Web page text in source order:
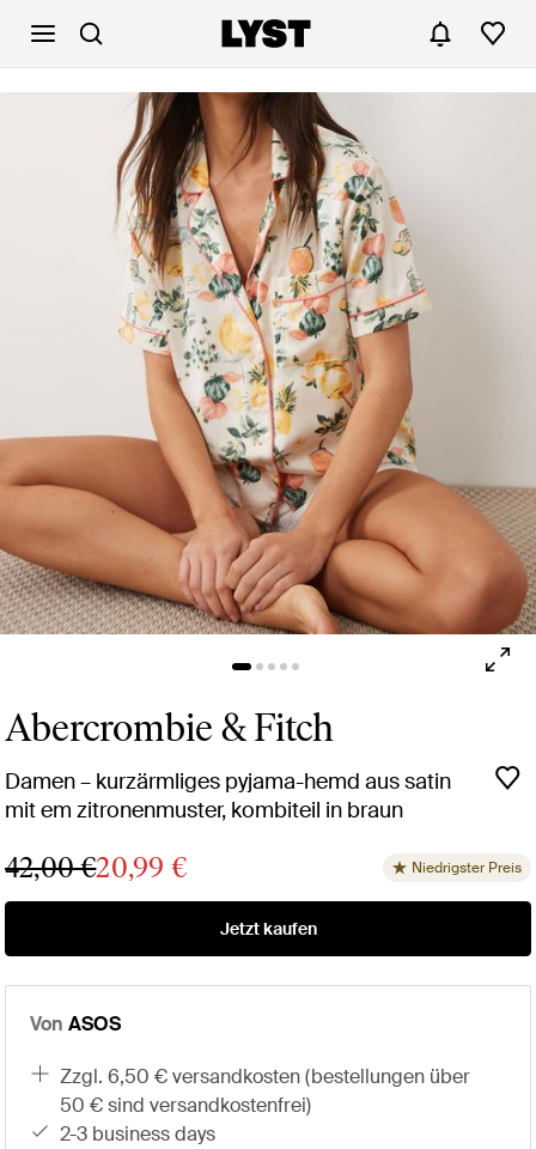
Abercrombie & Fitch
Damen – kurzärmliges pyjama-hemd aus satin
mit em zitronenmuster, kombiteil in braun
42,00 €20,99 € Niedrigster Preis
Jetzt kaufen
Von ASOS
zzgl. 6,50 € versandkosten (bestellungen über
50 € sind versandkostenfrei)
2-3 business days